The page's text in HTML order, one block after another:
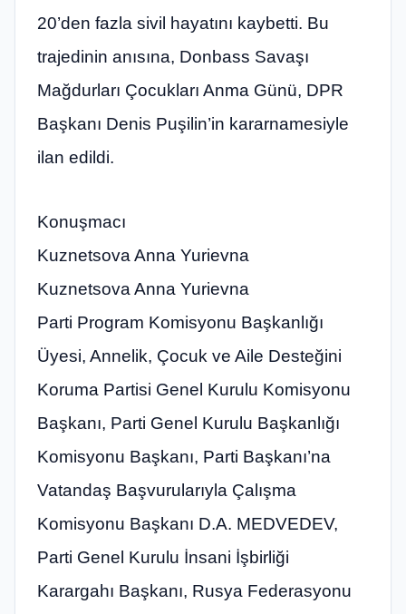
20’den fazla sivil hayatını kaybetti. Bu
trajedinin anısına, Donbass Savaşı
Mağdurları Çocukları Anma Günü, DPR
Başkanı Denis Puşilin’in kararnamesiyle
ilan edildi.
Konuşmacı
Kuznetsova Anna Yurievna
Kuznetsova Anna Yurievna
Parti Program Komisyonu Başkanlığı
Üyesi, Annelik, Çocuk ve Aile Desteğini
Koruma Partisi Genel Kurulu Komisyonu
Başkanı, Parti Genel Kurulu Başkanlığı
Komisyonu Başkanı, Parti Başkanı’na
Vatandaş Başvurularıyla Çalışma
Komisyonu Başkanı D.A. MEDVEDEV,
Parti Genel Kurulu İnsani İşbirliği
Karargahı Başkanı, Rusya Federasyonu